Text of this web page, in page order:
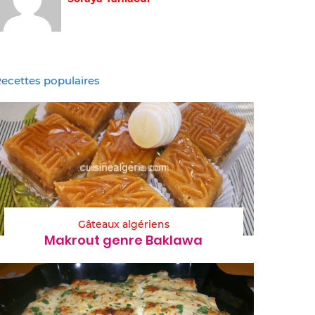
populaires
Gâteaux algériens
Makrout genre Baklawa